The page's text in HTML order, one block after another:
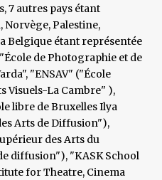
7 autres pays étant
Norvège, Palestine,
Belgique étant représentée
de Photographie et de
"ENSAV" ("École
Visuels-La Cambre" ),
libre de Bruxelles Ilya
Arts de Diffusion"),
des Arts du
diffusion"), "KASK School
for Theatre, Cinema